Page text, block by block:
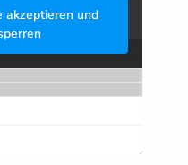
akzeptieren und